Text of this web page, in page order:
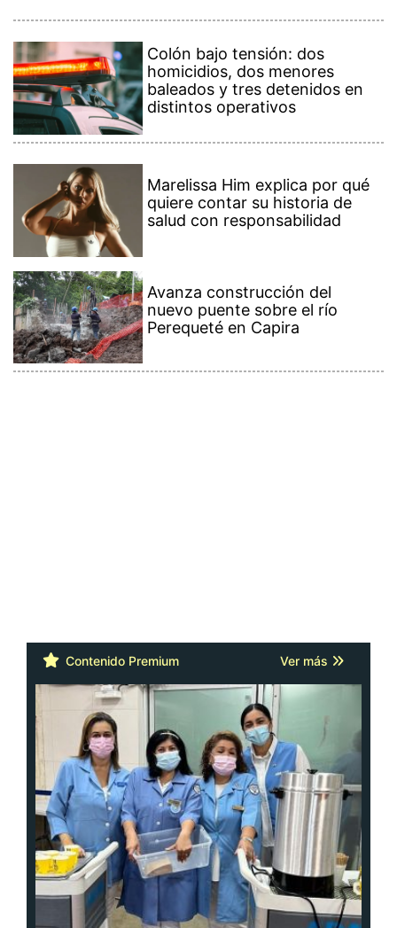
Colón bajo tensión: dos
homicidios, dos menores
baleados y tres detenidos en
distintos operativos
Marelissa Him explica por qué
quiere contar su historia de
salud con responsabilidad
Avanza construcción del
nuevo puente sobre el río
Perequeté en Capira
Contenido Premium Ver más